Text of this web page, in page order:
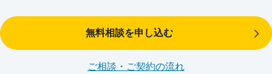
無料相談を申し込む
ご相談・ご契約の流れ